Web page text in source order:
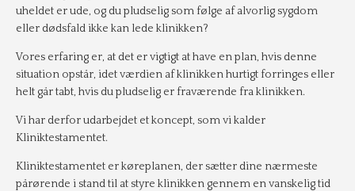
uheldet er ude, og du pludselig som følge af alvorlig sygdom
eller dødsfald ikke kan lede klinikken?
Vores erfaring er, at det er vigtigt at have en plan, hvis denne
situation opstår, idet værdien af klinikken hurtigt forringes eller
helt går tabt, hvis du pludselig er fraværende fra klinikken.
Vi har derfor udarbejdet et koncept, som vi kalder
Kliniktestamentet.
Kliniktestamentet er køreplanen, der sætter dine nærmeste
pårørende i stand til at styre klinikken gennem en vanskelig tid